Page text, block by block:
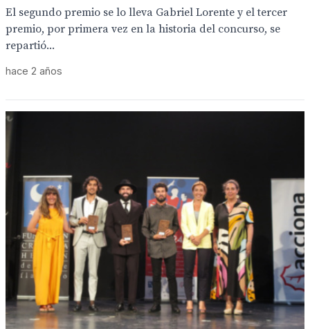
El segundo premio se lo lleva Gabriel Lorente y el tercer
premio, por primera vez en la historia del concurso, se
repartió...
hace 2 años